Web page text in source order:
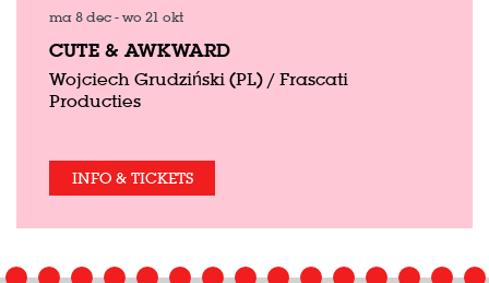
CUTE & AWKWARD
Wojciech Grudziński (PL) / Frascati
Producties
ma 8 dec-wo 21 okt
INFO & TICKETS